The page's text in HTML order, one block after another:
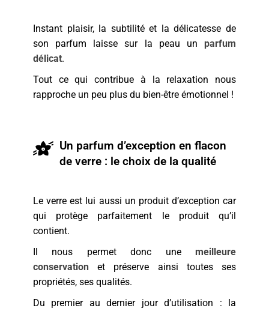
Instant plaisir, la subtilité et la délicatesse de
son parfum laisse sur la peau un parfum
délicat.
Tout ce qui contribue à la relaxation nous
rapproche un peu plus du bien-être émotionnel !
Un parfum d’exception en flacon
de verre : le choix de la qualité
Le verre est lui aussi un produit d’exception car
qui protège parfaitement le produit qu’il
contient.
Il nous permet donc une meilleure
conservation et préserve ainsi toutes ses
propriétés, ses qualités.
Du premier au dernier jour d’utilisation : la